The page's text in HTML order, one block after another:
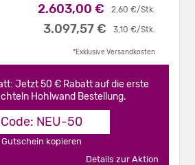
2,60 €/Stk.
2.603,00 €
3,10 €/Stk.
3.097,57 €
*Exklusive Versandkosten
Jetzt 50 € Rabatt auf die erste
Hohlwand Bestellung.
Code: NEU-50
Gutschein kopieren
Details zur Aktion